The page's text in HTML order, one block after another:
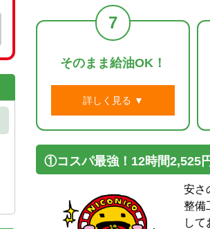
7
そのまま給油OK！
詳しく見る ▼
①コスパ最強！12時間2,525
安さ
整備
して